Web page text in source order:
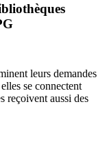
leurs demandes
se connectent
reçoivent aussi des